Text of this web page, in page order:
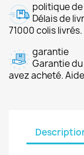
politique
Délais de
71000 colis livrés.
garantie
Garantie
avez acheté.